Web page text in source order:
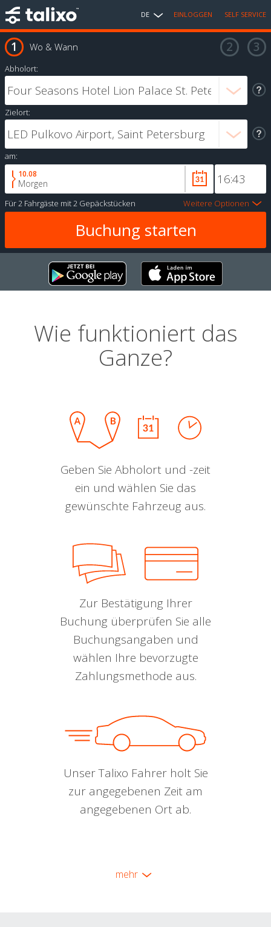
DE EINLOGGEN SELF SERVICE
Wo & Wann
Abholort:
Zielort:
am:
10.08
Morgen
Für2 Fahrgäste mit2 Gepäckstücken Weitere Optionen
Wie funktioniert das
Ganze?
Geben Sie Abholort und -zeit
ein und wählen Sie das
gewünschte Fahrzeug aus.
Zur Bestätigung Ihrer
Buchung überprüfen Sie alle
Buchungsangaben und
wählen Ihre bevorzugte
Zahlungsmethode aus.
Unser Talixo Fahrer holt Sie
zur angegebenen Zeit am
angegebenen Ort ab.
mehr